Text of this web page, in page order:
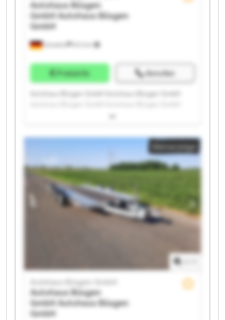
Schwelm
Autohaus Büsgen
GmbHAutohaus Büsgen
GmbH
Preisinfo Anrufen
Autohaus Büsgen GmbH Autohaus Büsgen GmbH
Autohaus Büsgen GmbH Autohaus Büsgen GmbH
Autohaus Büsgen GmbH Autohaus Büsgen GmbH
Autohaus Büsgen GmbH Autohaus Büsgen GmbH
Autohaus Büsgen GmbH Autohaus Büsgen GmbH
Autohaus Büsgen GmbH Autohaus Büsgen GmbH
Autohaus Büsgen GmbH Autohaus Büsgen GmbH
Autohaus Büsgen GmbH Autohaus Büsgen GmbH
Kleinanzeige
Autohaus Büsgen GmbH
Autohaus Büsgen
GmbHAutohaus Büsgen
GmbH